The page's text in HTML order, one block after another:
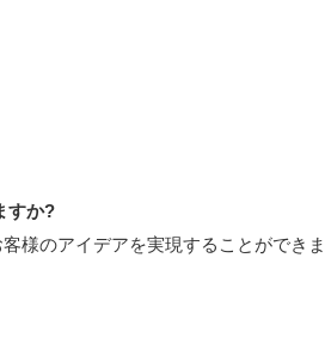
すか?
様のアイデアを実現することができ